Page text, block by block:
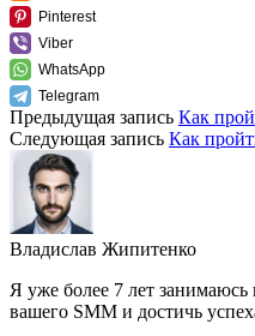
Pinterest
Viber
WhatsApp
Telegram
Предыдущая запись Как
Следующая запись Как
Владислав Жипитенко
Я уже более 7 лет
вашего SMM и достичь